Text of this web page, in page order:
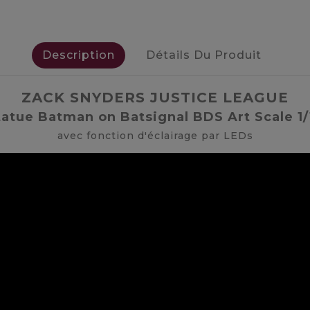
Description Détails Du Produit
ZACK SNYDERS JUSTICE LEAGUE
Batman on Batsignal BDS Art Scale 1/
avec fonction d'éclairage par LEDs